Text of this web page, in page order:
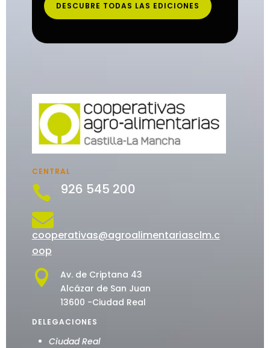
DESCUBRE TODAS LAS EDICIONES
CENTRAL
 926 545 200

cooperativas@agroalimentariasclm.c
oop

Av. de Criptana 43
Alcázar de San Juan
13600 -Ciudad Real
DELEGACIONES
Ciudad Real